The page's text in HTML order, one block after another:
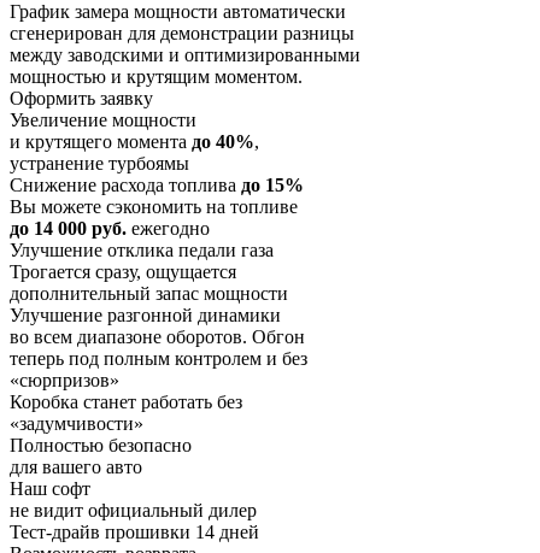
График замера мощности автоматически
сгенерирован для демонстрации разницы
между заводскими и оптимизированными
мощностью и крутящим моментом.
Оформить заявку
Увеличение мощности
и крутящего момента до 40%,
устранение турбоямы
Снижение расхода топлива до 15%
Вы можете сэкономить на топливе
до 14 000 руб. ежегодно
Улучшение отклика педали газа
Трогается сразу, ощущается
дополнительный запас мощности
Улучшение разгонной динамики
во всем диапазоне оборотов. Обгон
теперь под полным контролем и без
«сюрпризов»
Коробка станет работать без
«задумчивости»
Полностью безопасно
для вашего авто
Наш софт
не видит официальный дилер
Тест-драйв прошивки 14 дней